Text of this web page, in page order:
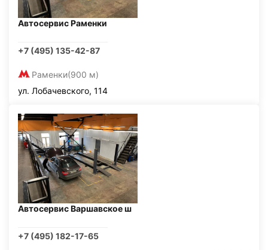
Автосервис Раменки
+7 (495) 135-42-87
Раменки(900 м)
ул. Лобачевского, 114
Автосервис Варшавское ш
+7 (495) 182-17-65